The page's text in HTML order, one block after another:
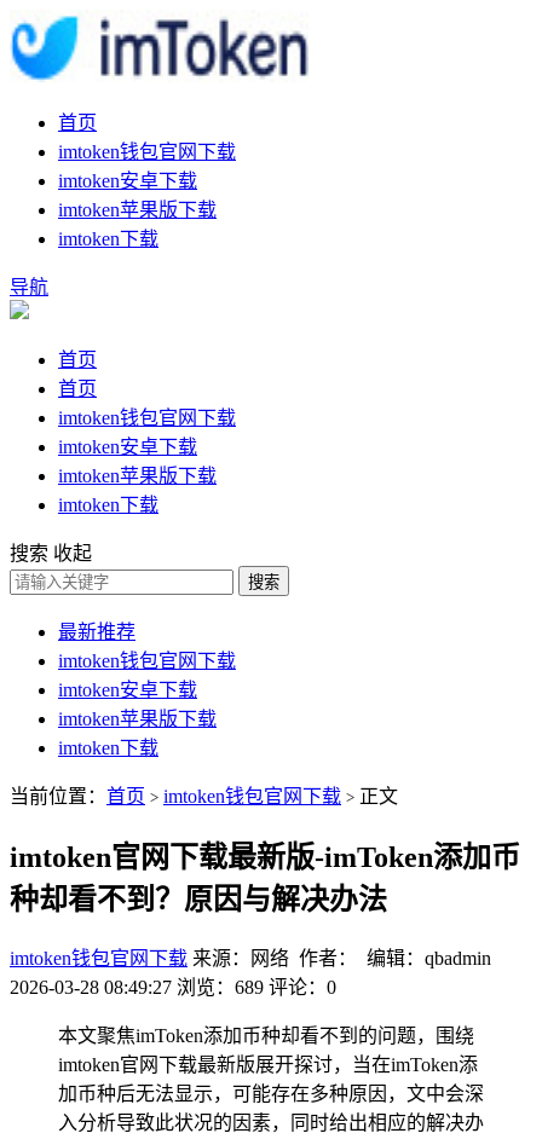
首页
imtoken钱包官网下载
imtoken安卓下载
imtoken苹果版下载
imtoken下载
导航
首页
首页
imtoken钱包官网下载
imtoken安卓下载
imtoken苹果版下载
imtoken下载
搜索 收起
搜索
最新推荐
imtoken钱包官网下载
imtoken安卓下载
imtoken苹果版下载
imtoken下载
当前位置： 首页 > imtoken钱包官网下载 > 正文
imtoken官网下载最新版-imToken添加币
种却看不到？原因与解决办法
imtoken钱包官网下载 来源：网络 作者： 编辑：qbadmin
2026-03-28 08:49:27 浏览：689 评论：0
本文聚焦imToken添加币种却看不到的问题，围绕
imtoken官网下载最新版展开探讨，当在imToken添
加币种后无法显示，可能存在多种原因，文中会深
入分析导致此状况的因素，同时给出相应的解决办